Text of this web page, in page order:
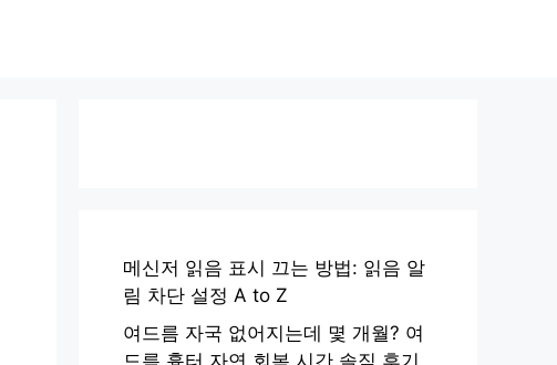
메신저 읽음 표시 끄는 방법: 읽음 알
림 차단 설정 A to Z
여드름 자국 없어지는데 몇 개월? 여
드름 흉터 자연 회복 시간 솔직 후기